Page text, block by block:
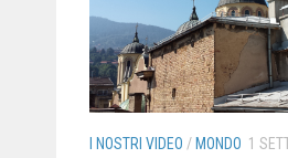
I NOSTRI VIDEO / MONDO 1